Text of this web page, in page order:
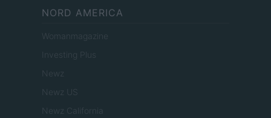
NORD AMERICA
Womanmagazine
Investing Plus
Newz
Newz US
Newz California